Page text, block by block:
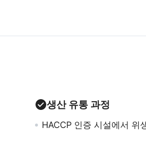
생산 유통 과정
HACCP 인증 시설에서 위